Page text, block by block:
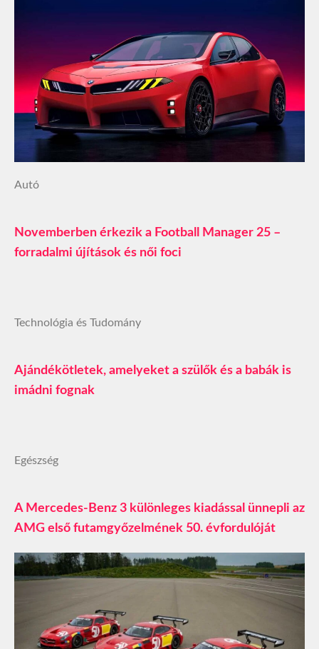
Autó
Novemberben érkezik a Football Manager 25 –
forradalmi újítások és női foci
Technológia és Tudomány
Ajándékötletek, amelyeket a szülők és a babák is
imádni fognak
Egészség
A Mercedes-Benz 3 különleges kiadással ünnepli az
AMG első futamgyőzelmének 50. évfordulóját